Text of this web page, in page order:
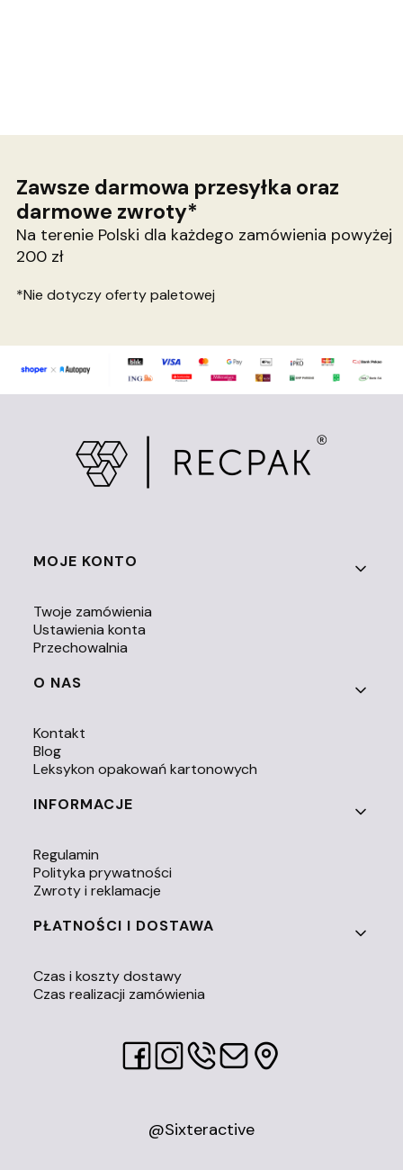
Zawsze darmowa przesyłka oraz
darmowe zwroty*
Na terenie Polski dla każdego zamówienia powyżej
200 zł
*Nie dotyczy oferty paletowej
Linki w stopce
MOJE KONTO
Twoje zamówienia
Ustawienia konta
Przechowalnia
O NAS
Kontakt
Blog
Leksykon opakowań kartonowych
INFORMACJE
Regulamin
Polityka prywatności
Zwroty i reklamacje
PŁATNOŚCI I DOSTAWA
Czas i koszty dostawy
Czas realizacji zamówienia
@Sixteractive